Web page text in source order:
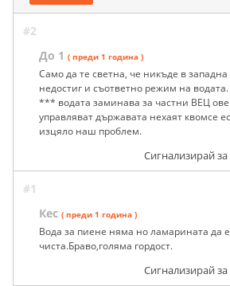
#2
До 1 ( преди 1 година )
Само да те светна, че никъде в
недостиг и съответно режим на
*** водата заминава за частни ВЕЦ
управляват държавата нехаят квомсе
изцяло наш проблем.
Сигнализирай
#1
Кес ( преди 1 година )
Вода за пиене няма но ламарината да е
чиста.Браво,голяма гордост.
Сигнализирай